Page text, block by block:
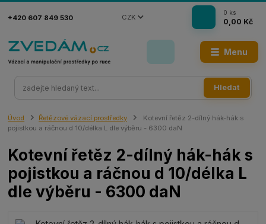
Menu
CZK
Hledat
+420 607 849 530
0 ks
0,00 Kč
Úvod Řetězové vázací prostředky
Kotevní řetěz 2-dílný hák-hák s
pojistkou a ráčnou d 10/délka L dle výběru - 6300 daN
Kotevní řetěz 2-dílný hák-hák s
pojistkou a ráčnou d 10/délka L
dle výběru - 6300 daN